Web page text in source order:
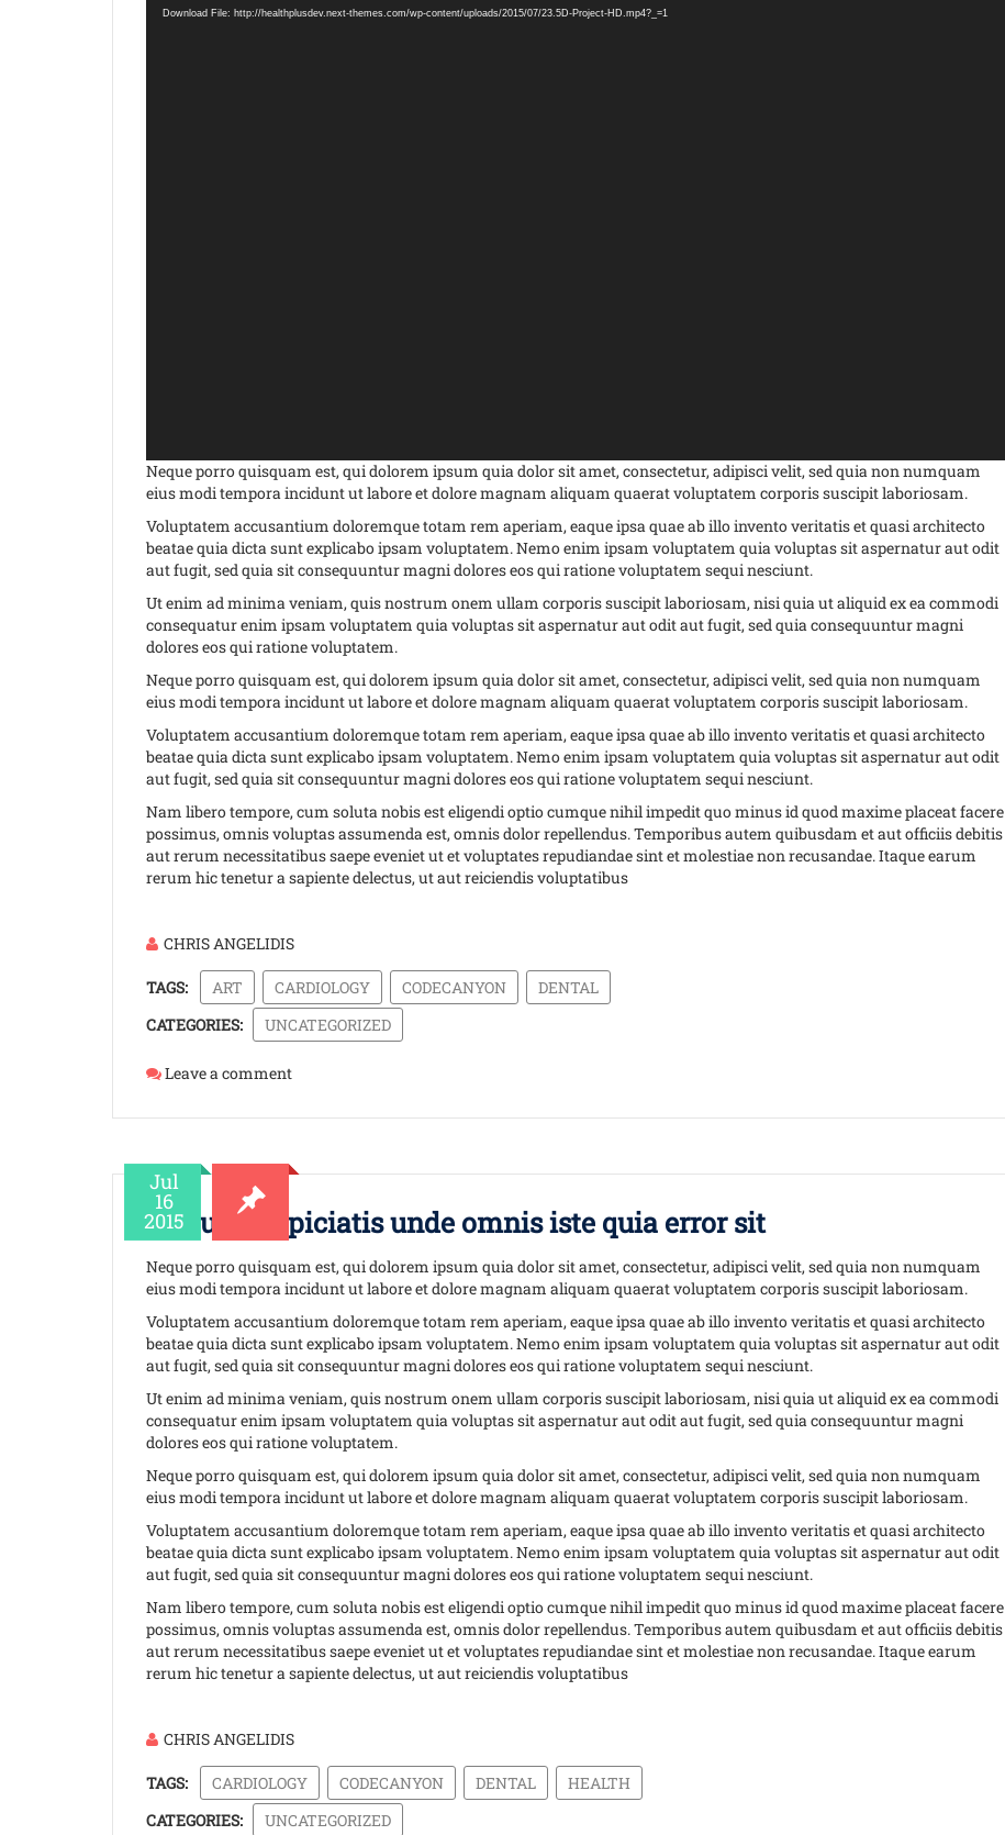
Player
Download File: http://healthplusdev.next-themes.com/wp-content/uploads/2015/07/23.5D-Project-HD.mp4?_=1
Neque porro quisquam est, qui dolorem ipsum quia dolor sit amet, consectetur, adipisci velit, sed quia non numquam
eius modi tempora incidunt ut labore et dolore magnam aliquam quaerat voluptatem corporis suscipit laboriosam.
Voluptatem accusantium doloremque totam rem aperiam, eaque ipsa quae ab illo invento veritatis et quasi architecto
beatae quia dicta sunt explicabo ipsam voluptatem. Nemo enim ipsam voluptatem quia voluptas sit aspernatur aut odit
aut fugit, sed quia sit consequuntur magni dolores eos qui ratione voluptatem sequi nesciunt.
Ut enim ad minima veniam, quis nostrum onem ullam corporis suscipit laboriosam, nisi quia ut aliquid ex ea commodi
consequatur enim ipsam voluptatem quia voluptas sit aspernatur aut odit aut fugit, sed quia consequuntur magni
dolores eos qui ratione voluptatem.
Neque porro quisquam est, qui dolorem ipsum quia dolor sit amet, consectetur, adipisci velit, sed quia non numquam
eius modi tempora incidunt ut labore et dolore magnam aliquam quaerat voluptatem corporis suscipit laboriosam.
Voluptatem accusantium doloremque totam rem aperiam, eaque ipsa quae ab illo invento veritatis et quasi architecto
beatae quia dicta sunt explicabo ipsam voluptatem. Nemo enim ipsam voluptatem quia voluptas sit aspernatur aut odit
aut fugit, sed quia sit consequuntur magni dolores eos qui ratione voluptatem sequi nesciunt.
Nam libero tempore, cum soluta nobis est eligendi optio cumque nihil impedit quo minus id quod maxime placeat facere
possimus, omnis voluptas assumenda est, omnis dolor repellendus. Temporibus autem quibusdam et aut officiis debitis
aut rerum necessitatibus saepe eveniet ut et voluptates repudiandae sint et molestiae non recusandae. Itaque earum
rerum hic tenetur a sapiente delectus, ut aut reiciendis voluptatibus
CHRIS ANGELIDIS
TAGS: ART CARDIOLOGY CODECANYON
DENTAL
CATEGORIES:
UNCATEGORIZED
Leave a comment
Jul
16
2015
Sed ut perspiciatis unde omnis iste quia error sit
Neque porro quisquam est, qui dolorem ipsum quia dolor sit amet, consectetur, adipisci velit, sed quia non numquam
eius modi tempora incidunt ut labore et dolore magnam aliquam quaerat voluptatem corporis suscipit laboriosam.
Voluptatem accusantium doloremque totam rem aperiam, eaque ipsa quae ab illo invento veritatis et quasi architecto
beatae quia dicta sunt explicabo ipsam voluptatem. Nemo enim ipsam voluptatem quia voluptas sit aspernatur aut odit
aut fugit, sed quia sit consequuntur magni dolores eos qui ratione voluptatem sequi nesciunt.
Ut enim ad minima veniam, quis nostrum onem ullam corporis suscipit laboriosam, nisi quia ut aliquid ex ea commodi
consequatur enim ipsam voluptatem quia voluptas sit aspernatur aut odit aut fugit, sed quia consequuntur magni
dolores eos qui ratione voluptatem.
Neque porro quisquam est, qui dolorem ipsum quia dolor sit amet, consectetur, adipisci velit, sed quia non numquam
eius modi tempora incidunt ut labore et dolore magnam aliquam quaerat voluptatem corporis suscipit laboriosam.
Voluptatem accusantium doloremque totam rem aperiam, eaque ipsa quae ab illo invento veritatis et quasi architecto
beatae quia dicta sunt explicabo ipsam voluptatem. Nemo enim ipsam voluptatem quia voluptas sit aspernatur aut odit
aut fugit, sed quia sit consequuntur magni dolores eos qui ratione voluptatem sequi nesciunt.
Nam libero tempore, cum soluta nobis est eligendi optio cumque nihil impedit quo minus id quod maxime placeat facere
possimus, omnis voluptas assumenda est, omnis dolor repellendus. Temporibus autem quibusdam et aut officiis debitis
aut rerum necessitatibus saepe eveniet ut et voluptates repudiandae sint et molestiae non recusandae. Itaque earum
rerum hic tenetur a sapiente delectus, ut aut reiciendis voluptatibus
CHRIS ANGELIDIS
TAGS: CARDIOLOGY CODECANYON DENTAL
HEALTH
CATEGORIES:
UNCATEGORIZED